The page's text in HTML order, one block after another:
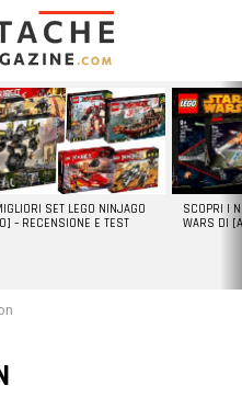
SET LEGO NINJAGO
– RECENSIONE E TEST
SCOPRI I
WARS DI